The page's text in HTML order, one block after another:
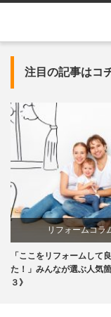
注目の記事はコ
リフォームコラ
「ここをリフォームして
た！」みんなが選ぶ人気
３》